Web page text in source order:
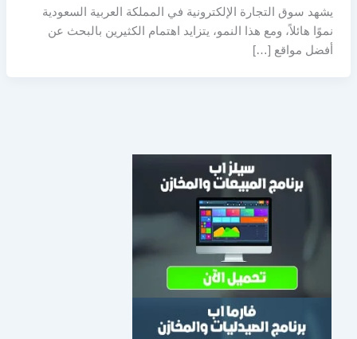
يشهد سوق التجارة الإلكترونية في المملكة العربية السعودية
نموًا هائلاً، ومع هذا النمو، يتزايد اهتمام الكثيرين بالبحث عن
أفضل مواقع […]